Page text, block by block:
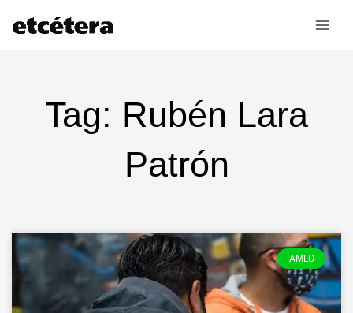
Tag: Rubén Lara
Patrón
AMLO